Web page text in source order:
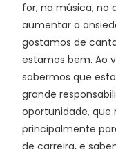
for, na música, no
aumentar a
gostamos de
estamos bem. Ao
sabermos que
grande
oportunidade,
principalmente
de carreira, e